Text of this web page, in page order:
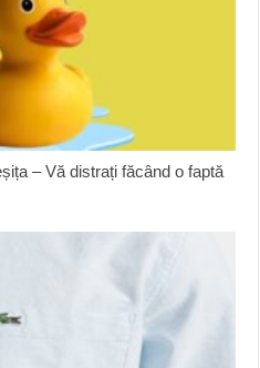
– Vă distrați făcând o faptă